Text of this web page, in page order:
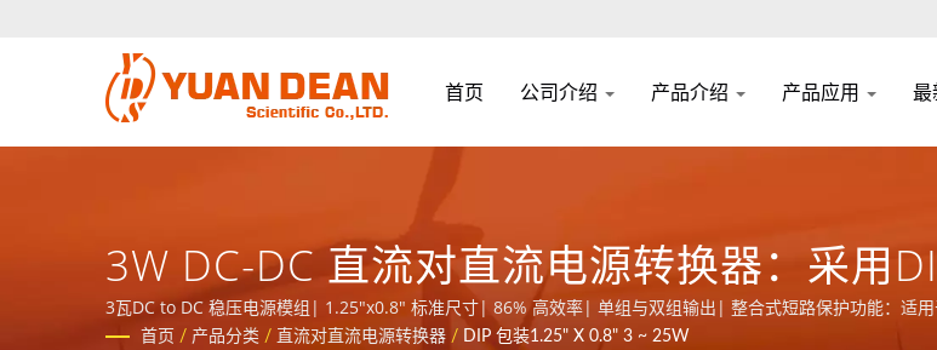
首页 公司介绍 产品介绍 产品应用 最
3W DC-DC 直流对直流电源转换器：采用
1.5KV-3KV 高隔离电压
3瓦DC to DC 稳压电源模组| 1.25"x0.8" 标准尺寸| 86% 高效率| 单组与双组输出| 整合式短路保护功能：适
1995年成立于中国厦门，我们是业界领先的电源与磁性元件制造商并且拥有ISO 9001、ISO 14001和IATF16949
首页 / 产品分类 / 直流对直流电源转换器 / DIP 包装1.25" X 0.8" 3 ~ 25W